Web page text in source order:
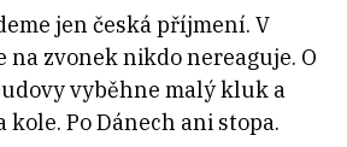
jen česká příjmení. V
na zvonek nikdo nereaguje. O
vyběhne malý kluk a
kole. Po Dánech ani stopa.